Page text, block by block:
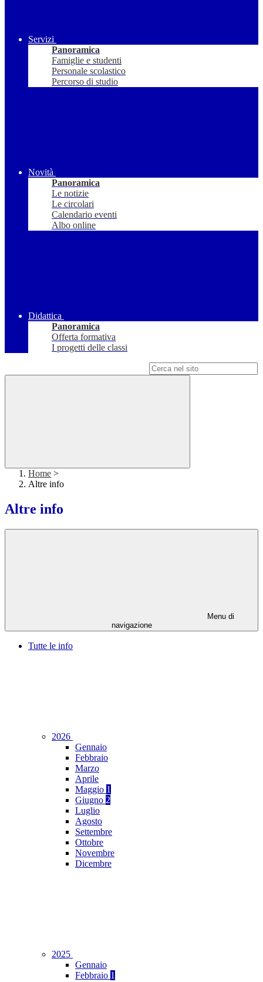
Servizi
Panoramica
Famiglie e studenti
Personale scolastico
Percorso di studio
Novità
Panoramica
Le notizie
Le circolari
Calendario eventi
Albo online
Didattica
Panoramica
Offerta formativa
I progetti delle classi
Home >
Altre info
Altre info
Menu di
navigazione
Tutte le info
2026
Gennaio
Febbraio
Marzo
Aprile
Maggio 1
Giugno 2
Luglio
Agosto
Settembre
Ottobre
Novembre
Dicembre
2025
Gennaio
Febbraio 1